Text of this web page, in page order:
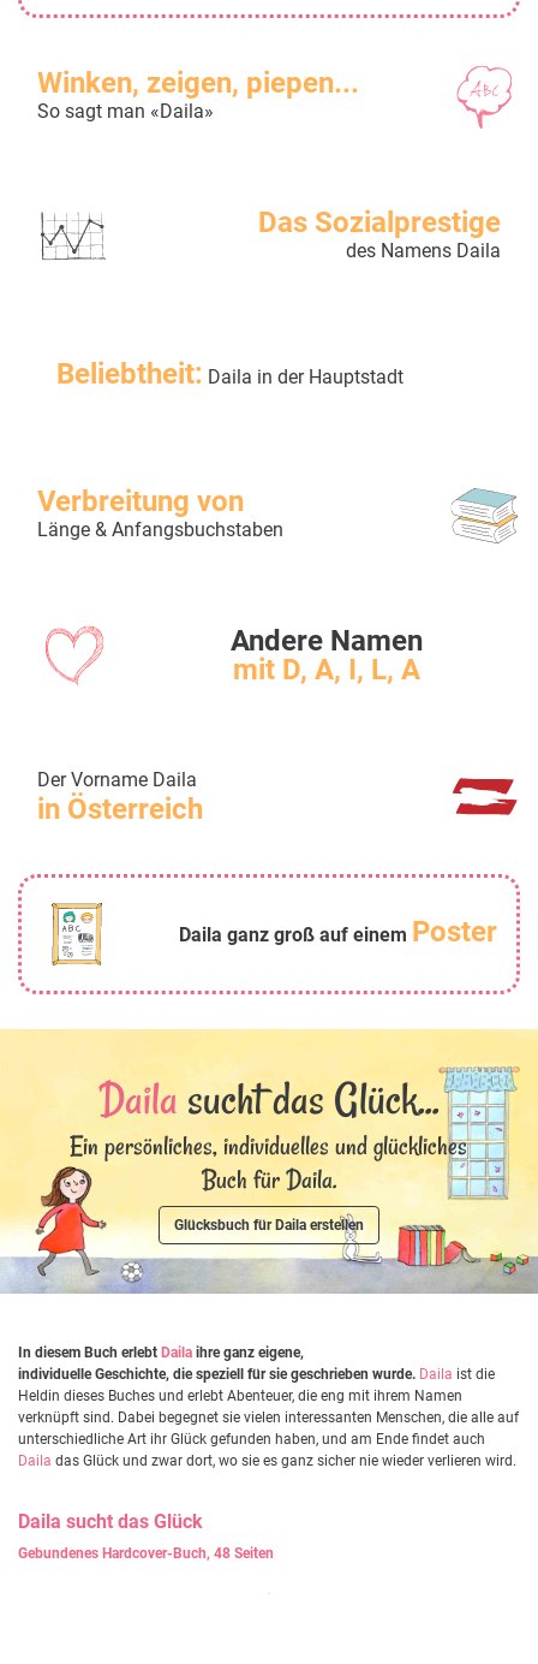
Winken, zeigen, piepen...
So sagt man «Daila»
Das Sozialprestige
des Namens Daila
Beliebtheit: Daila in der Hauptstadt
Verbreitung von
Länge & Anfangsbuchstaben
Andere Namen
mit D, A, I, L, A
Der Vorname Daila
in Österreich
Daila ganz groß auf einem Poster
Daila sucht das Glück...
Ein persönliches, individuelles und glückliches
Buch für Daila.
Glücksbuch für Daila erstellen
In diesem Buch erlebt Daila ihre ganz eigene,
individuelle Geschichte, die speziell für sie geschrieben wurde. Daila ist die
Heldin dieses Buches und erlebt Abenteuer, die eng mit ihrem Namen
verknüpft sind. Dabei begegnet sie vielen interessanten Menschen, die alle auf
unterschiedliche Art ihr Glück gefunden haben, und am Ende findet auch
Daila das Glück und zwar dort, wo sie es ganz sicher nie wieder verlieren wird.
Daila sucht das Glück
Gebundenes Hardcover-Buch, 48 Seiten